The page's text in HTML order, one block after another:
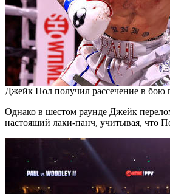
Джейк Пол получил рассечение в бою
Однако в шестом раунде Джейк
настоящий лаки-панч, учитывая, что